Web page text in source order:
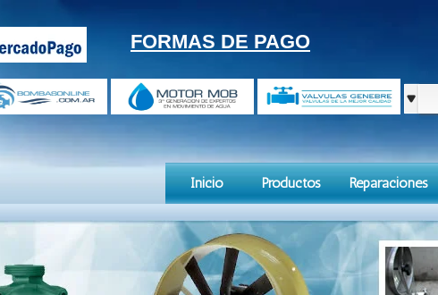
FORMAS DE PAGO
Inicio Productos Reparaciones